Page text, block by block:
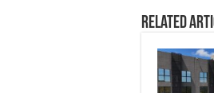
Related